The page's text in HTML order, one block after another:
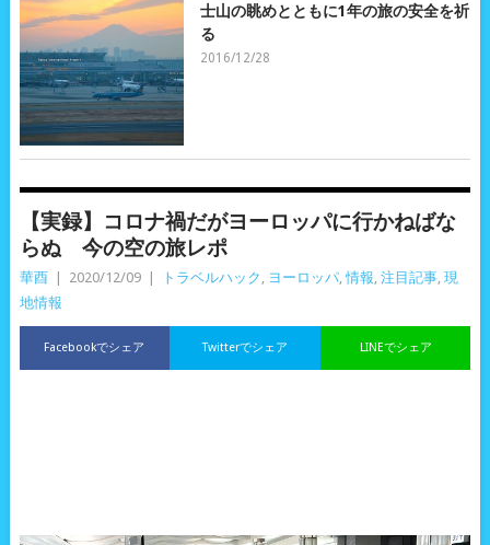
士山の眺めとともに1年の旅の安全を祈
る
2016/12/28
【実録】コロナ禍だがヨーロッパに行かねばな
らぬ 今の空の旅レポ
華酉 | 2020/12/09 | トラベルハック ヨーロッパ,情報 注目記事, 現
地情報
Facebookでシェア LINEでシェア
Twitterでシェア